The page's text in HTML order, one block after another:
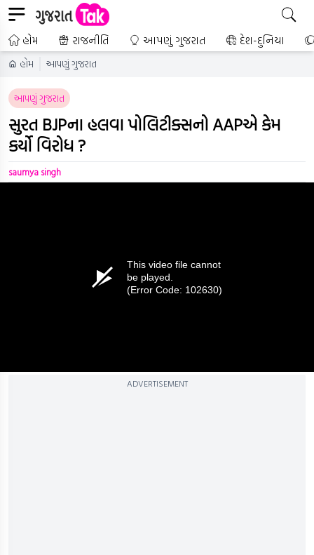
હોમ રાજનીતિ આપણું ગુજરાત દેશ-દુનિયા
હોમ આપણું ગુજરાત
આપણું ગુજરાત
સુરત BJPના હલવા પોલિટીક્સનો AAPએ કેમ
કર્યો વિરોધ ?
saumya singh
This video file cannot
be played.
(Error Code: 102630)
ADVERTISEMENT